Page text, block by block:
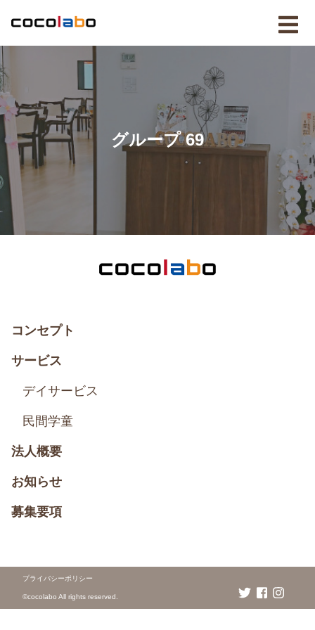
グループ 69
コンセプト
サービス
デイサービス
民間学童
法人概要
お知らせ
募集要項
プライバシーポリシー
©️cocolabo All rights reserved.